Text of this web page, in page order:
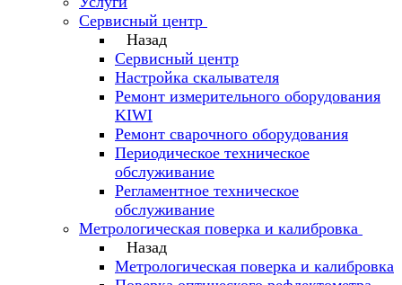
Сервисный центр
Назад
Сервисный центр
Настройка скалывателя
Ремонт измерительного оборудования
KIWI
Ремонт сварочного оборудования
Периодическое техническое
обслуживание
Регламентное техническое
обслуживание
Метрологическая поверка и калибровка
Назад
Метрологическая поверка и калибровка